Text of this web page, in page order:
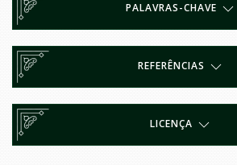
PALAVRAS-CHAVE
REFERÊNCIAS
LICENÇA